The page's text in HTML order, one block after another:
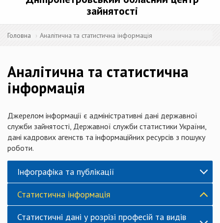
зайнятості
Головна Аналітична та статистична інформація
Аналітична та статистична
інформація
Джерелом інформації є адміністративні дані державної
служби зайнятості, Державної служби статистики України,
дані кадрових агенств та інформаційних ресурсів з пошуку
роботи.
Інфографіка та публікації
Статистична інформація
Статистичні дані у розрізі професій та видів